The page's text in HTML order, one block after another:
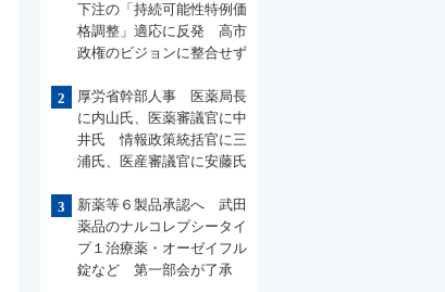
下注の「持続可能性特例価
格調整」適応に反発 高市
政権のビジョンに整合せず
2
厚労省幹部人事 医薬局長
に内山氏、医薬審議官に中
井氏 情報政策統括官に三
浦氏、医産審議官に安藤氏
3
新薬等６製品承認へ 武田
薬品のナルコレプシータイ
プ１治療薬・オーゼイフル
錠など 第一部会が了承